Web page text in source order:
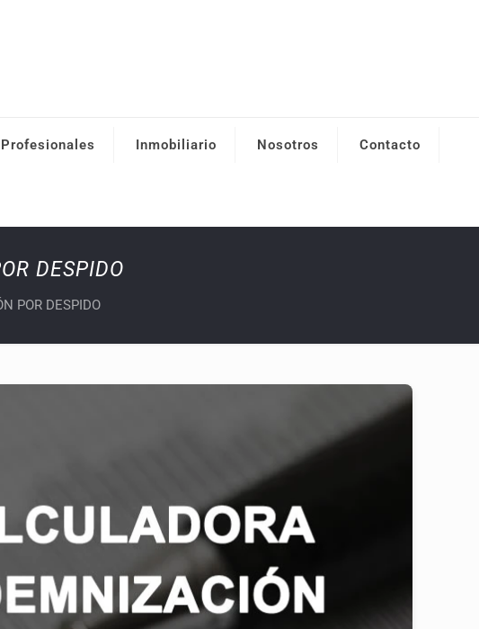
Inmobiliario Nosotros Contacto
DESPIDO
POR DESPIDO